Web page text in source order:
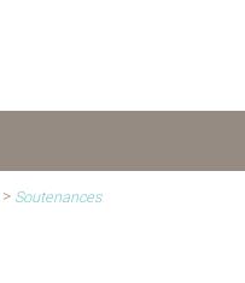
> Soutenances